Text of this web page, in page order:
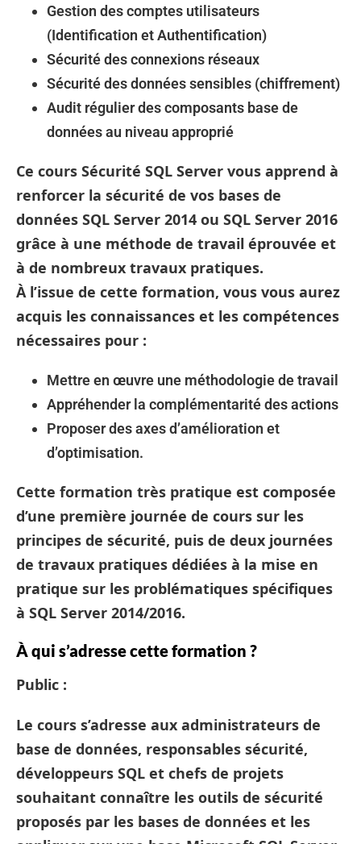
Gestion des comptes utilisateurs
(Identification et Authentification)
Sécurité des connexions réseaux
Sécurité des données sensibles (chiffrement)
Audit régulier des composants base de
données au niveau approprié
Ce cours Sécurité SQL Server vous apprend à
renforcer la sécurité de vos bases de
données SQL Server 2014 ou SQL Server 2016
grâce à une méthode de travail éprouvée et
à de nombreux travaux pratiques.
À l’issue de cette formation, vous vous aurez
acquis les connaissances et les compétences
nécessaires pour :
Mettre en œuvre une méthodologie de travail
Appréhender la complémentarité des actions
Proposer des axes d’amélioration et
d’optimisation.
Cette formation très pratique est composée
d’une première journée de cours sur les
principes de sécurité, puis de deux journées
de travaux pratiques dédiées à la mise en
pratique sur les problématiques spécifiques
à SQL Server 2014/2016.
À qui s’adresse cette formation ?
Public :
Le cours s’adresse aux administrateurs de
base de données, responsables sécurité,
développeurs SQL et chefs de projets
souhaitant connaître les outils de sécurité
proposés par les bases de données et les